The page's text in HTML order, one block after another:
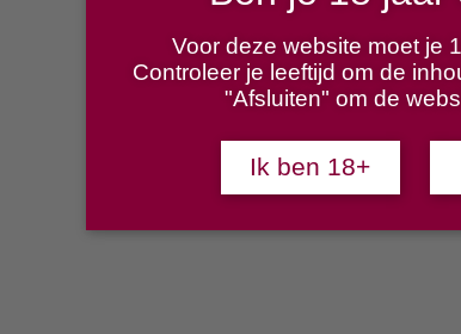
Voor deze website moet je
Controleer je leeftijd om de
"Afsluiten" om de
Ik ben 18+